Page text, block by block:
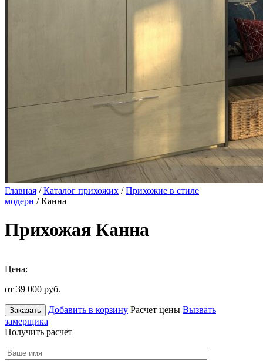
Главная /Каталог прихожих /Прихожие в стиле
модерн / Канна
Прихожая Канна
Цена:
от 39 000 руб.
Заказать Добавить в корзину Расчет цены Вызвать
замерщика
Получить расчет